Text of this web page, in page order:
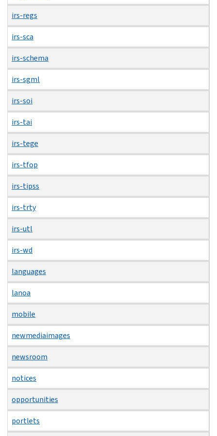
irs-regs
irs-sca
irs-schema
irs-sgml
irs-soi
irs-tai
irs-tege
irs-tfop
irs-tipss
irs-trty
irs-utl
irs-wd
languages
lanoa
mobile
newmediaimages
newsroom
notices
opportunities
portlets